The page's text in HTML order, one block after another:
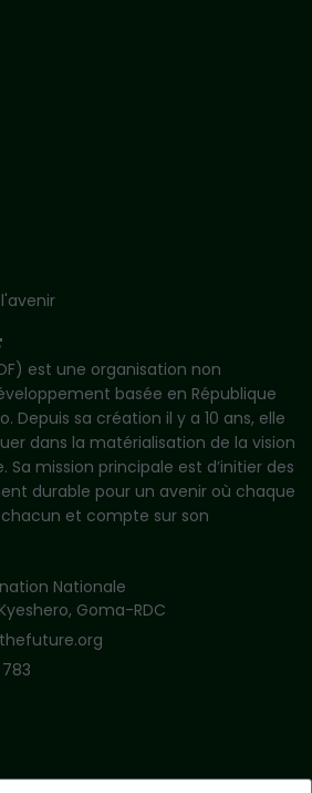
est une organisation non
basée en République
Depuis sa création il y a 10 ans, elle
dans la matérialisation de la vision
mission principale est d’initier des
durable pour un avenir où chaque
et compte sur son
Nationale
Goma-RDC